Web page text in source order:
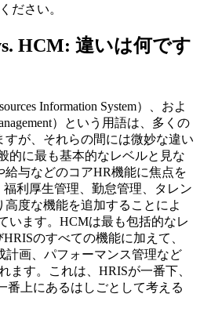
ださい。
HCM: 違いは何です
Information System）、およ
）という用語は、多くの
が、それらの間には微妙な違い
的に最も基本的なレベルと見な
給与などのコアHR機能に焦点を
利厚生管理、勤怠管理、タレン
高度な機能を追加することによ
います。HCMは最も包括的なレ
のすべての機能に加えて、
計画、パフォーマンス管理など
ます。これは、HRISが一番下、
番上にあるはしごとして考える